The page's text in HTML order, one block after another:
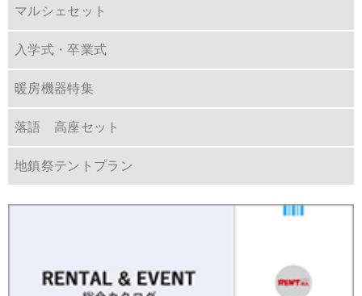
マルシェセット
入学式・卒業式
暖房機器特集
落語 高座セット
地鎮祭テントプラン